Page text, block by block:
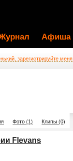
Афиша
зарегистрируйте меня
Фото (1) Клипы (0)
Flevans